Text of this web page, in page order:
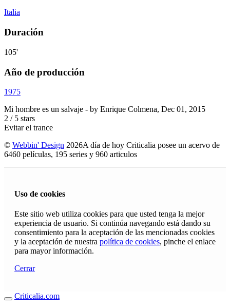
Italia
Duración
105'
Año de producción
1975
Mi hombre es un salvaje - by Enrique Colmena, Dec 01, 2015
2 / 5 stars
Evitar el trance
© Webbin' Design 2026A día de hoy Criticalia posee un acervo de
6460 películas, 195 series y 960 articulos
Uso de cookies
Este sitio web utiliza cookies para que usted tenga la mejor
experiencia de usuario. Si continúa navegando está dando su
consentimiento para la aceptación de las mencionadas cookies
y la aceptación de nuestra política de cookies, pinche el enlace
para mayor información.
Cerrar
Criticalia.com